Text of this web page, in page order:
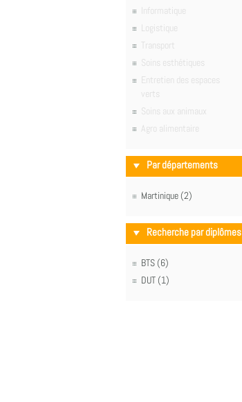
Informatique
Logistique
Transport
Soins esthétiques
Entretien des espaces
verts
Soins aux animaux
Agro alimentaire
Par départements
Martinique (2)
Recherche par diplômes
BTS (6)
DUT (1)